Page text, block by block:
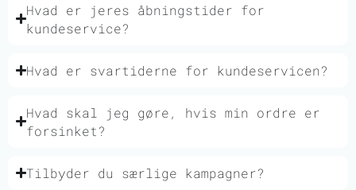
Hvad er jeres åbningstider for
kundeservice?
Hvad er svartiderne for kundeservicen?
Hvad skal jeg gøre, hvis min ordre er
forsinket?
Tilbyder du særlige kampagner?